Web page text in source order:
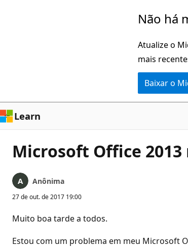
Não há
Atualize o
mais
Baixar o
Learn
Microsoft Office
Anônima
27 de out. de 2017 19:00
Muito boa tarde a todos.
Estou com um problema em meu Microsoft